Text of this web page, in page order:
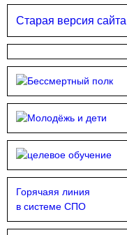
Старая версия сайта
Горячаяя линия
в системе СПО